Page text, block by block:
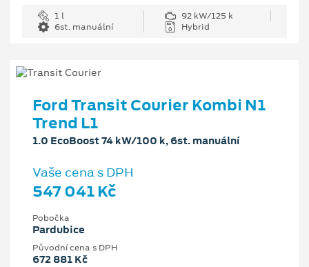
1 l
92 kW/125 k
6st. manuální
Hybrid
Ford Transit Courier Kombi N1
Trend L1
1.0 EcoBoost 74 kW/100 k, 6st. manuální
Vaše cena s DPH
547 041 Kč
Pobočka
Pardubice
Původní cena s DPH
672 881 Kč